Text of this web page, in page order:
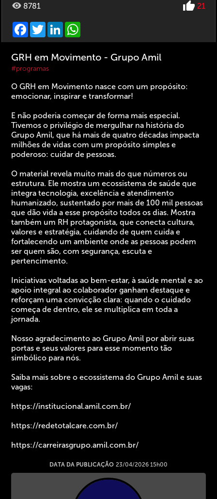
8781 21
Facebook
TwitterLinkedIn
GRH em Movimento - Grupo Amil
#programas
O GRH em Movimento nasce com um propósito:
emocionar, inspirar e transformar!
E não poderia começar de forma mais especial.
Tivemos o privilégio de mergulhar na história do
Grupo Amil, que há mais de quatro décadas impacta
milhões de vidas com um propósito simples e
poderoso: cuidar de pessoas.
O material revela muito mais do que números ou
estrutura. Ele mostra um ecossistema de saúde que
integra tecnologia, excelência e atendimento
humanizado, sustentado por mais de 100 mil pessoas
que dão vida a esse propósito todos os dias. Mostra
também um RH protagonista, que conecta cultura,
valores e estratégia, cuidando de quem cuida e
fortalecendo um ambiente onde as pessoas podem
ser quem são, com segurança, escuta e
pertencimento.
Iniciativas voltadas ao bem-estar, à saúde mental e ao
apoio integral ao colaborador ganham destaque e
reforçam uma convicção clara: quando o cuidado
começa de dentro, ele se multiplica em toda a
jornada.
Nosso agradecimento ao Grupo Amil por abrir suas
portas e seus valores para esse momento tão
simbólico para nós.
Saiba mais sobre o ecossistema do Grupo Amil e suas
vagas:
https://institucional.amil.com.br/
https://redetotalcare.com.br/
https://carreirasgrupo.amil.com.br/
DATA DA PUBLICAÇÃO 23/04/2026 15h00